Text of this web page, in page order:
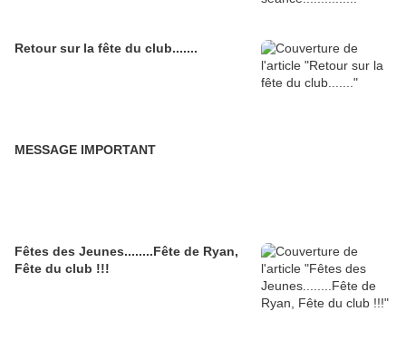
Retour sur la fête du club.......
MESSAGE IMPORTANT
Fêtes des Jeunes........Fête de Ryan,
Fête du club !!!